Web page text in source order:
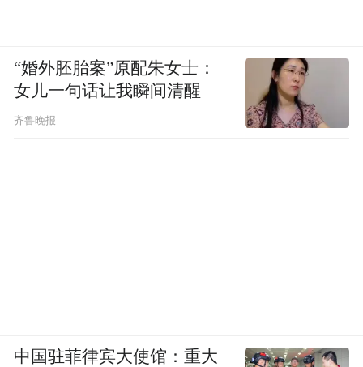
“婚外胚胎案”原配朱女士：
女儿一句话让我瞬间清醒
齐鲁晚报
中国驻菲律宾大使馆：重大